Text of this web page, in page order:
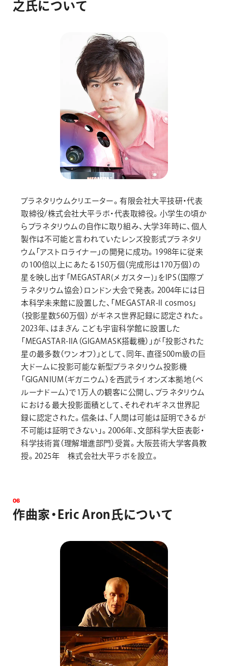
之 氏について
プラネタリウムクリエーター。有限会社大平技研・代表
取締役/株式会社大平ラボ・代表取締役。小学生の頃か
らプラネタリウムの自作に取り組み、大学3年時に、個人
製作は不可能と言われていたレンズ投影式プラネタリ
ウム「アストロライナー」の開発に成功。1998年に従来
の100倍以上にあたる150万個（完成形は170万個）の
星を映し出す「MEGASTAR(メガスター)」をIPS（国際プ
ラネタリウム協会）ロンドン大会で発表。2004年には日
本科学未来館に設置した、「MEGASTAR-II cosmos」
（投影星数560万個） がギネス世界記録に認定された。
2023年、はまぎん こども宇宙科学館に設置した
「MEGASTAR-IIA（GIGAMASK搭載機）」が「投影された
星の最多数（ワンオフ）」として、同年、直径500m級の巨
大ドームに投影可能な新型プラネタリウム投影機
「GIGANIUM（ギガニウム）を西武ライオンズ本拠地（ベ
ルーナドーム）で1万人の観客に公開し、プラネタリウム
における最大投影面積として、それぞれギネス世界記
録に認定された。信条は、「人間は可能は証明できるが
不可能は証明できない」。2006年、文部科学大臣表彰・
科学技術賞（理解増進部門）受賞。大阪芸術大学客員教
授。2025年 株式会社大平ラボを設立。
06
作曲家 ・ Eric Aron 氏について